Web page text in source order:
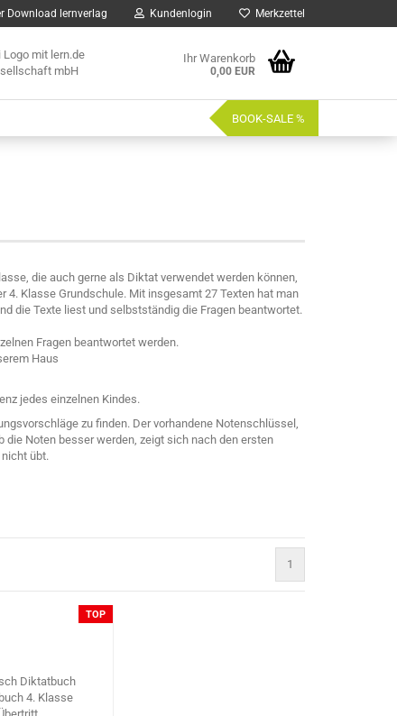
Download lernverlag Kundenlogin Merkzettel
Ihr Warenkorb
0,00 EUR
BOOK-SALE %
die auch gerne als Diktat verwendet werden können,
4. Klasse Grundschule. Mit insgesamt 27 Texten hat man
die Texte liest und selbstständig die Fragen beantwortet.
Fragen beantwortet werden.
Haus
jedes einzelnen Kindes.
zu finden. Der vorhandene Notenschlüssel,
Noten besser werden, zeigt sich nach den ersten
übt.
1
TOP